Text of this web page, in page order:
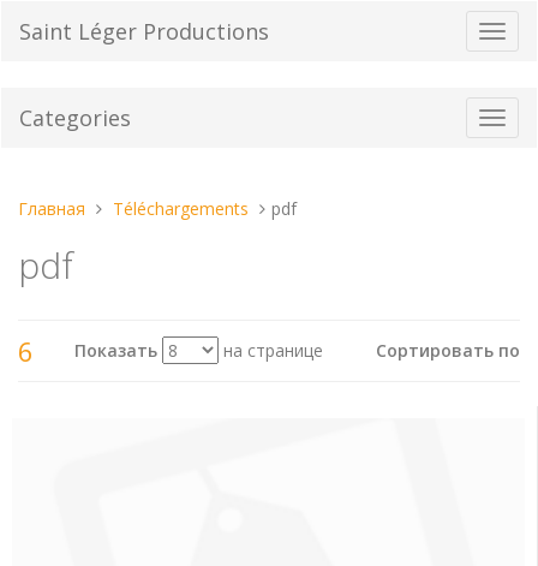
Saint Léger Productions
Categories
Вы
здесь:
Главная Téléchargements pdf
pdf
6 Показать на странице Сортировать по